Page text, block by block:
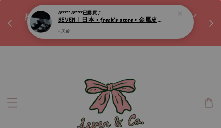
想訂製屬於自己的『水晶手鍊』嗎ꕀ♡ 私訊我們.ᐟ.ᐟ
A***** A*****已購買了
SEVEN｜日本 • freak’s store • 金屬皮帶釦厚底拖鞋 ღ
1 天前